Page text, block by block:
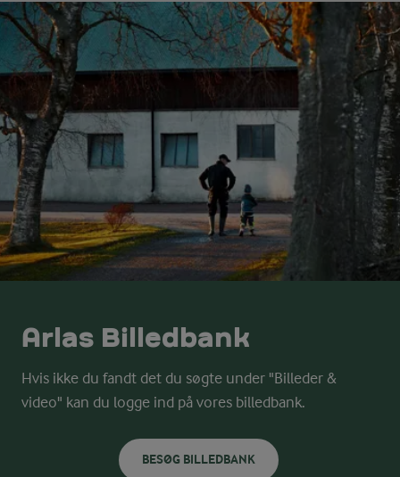
Arlas Billedbank
Hvis ikke du fandt det du søgte under "Billeder &
video" kan du logge ind på vores billedbank.
BESØG BILLEDBANK